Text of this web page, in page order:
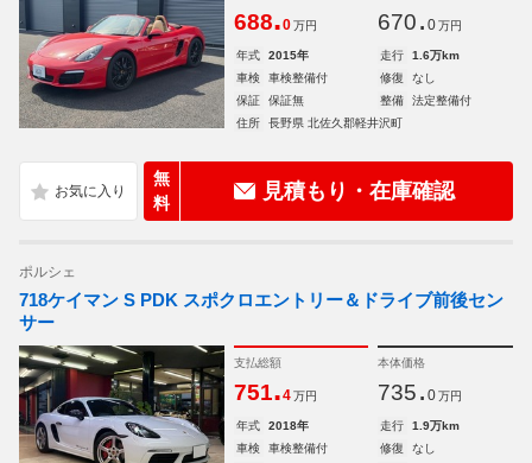
688.0 万円 670. 0 万円
年式 2015年 走行
1.6万km
車検
車検整備付 修復
なし
保証
保証無 整備
法定整備付
住所
長野県 北佐久郡軽井沢町
無
料
見積もり・在庫確認
ポルシェ
718ケイマン S PDK スポクロエントリー＆ドライブ前後セン
サー
支払総額
751.4 万円
本体価格
735. 0 万円
年式 2018年 走行
1.9万km
車検
車検整備付 修復
なし